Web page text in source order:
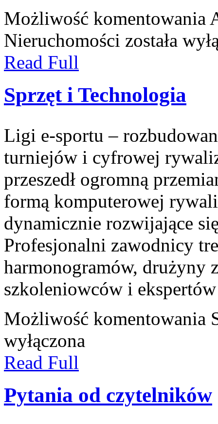
Możliwość komentowania
Nieruchomości została
Read Full
Sprzęt i Technologia
Ligi e-sportu –
turniejów i cyfrowej
przeszedł ogromną
formą komputerowej
dynamicznie rozwijające
Profesjonalni zawodnicy
harmonogramów, drużyny
szkoleniowców i
Możliwość komentowania
wyłączona
Read Full
Pytania od czytelników